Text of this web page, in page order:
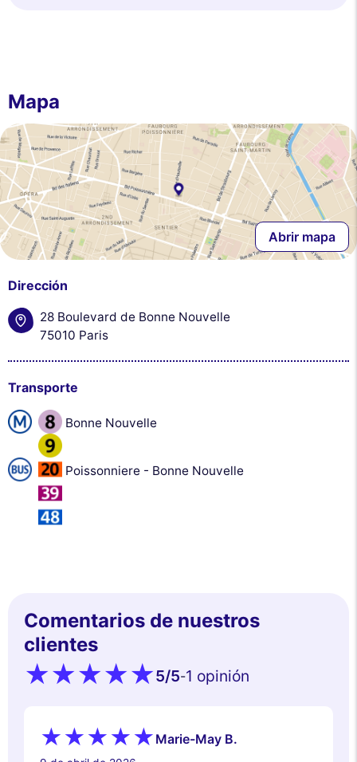
Mapa
Abrir mapa
Dirección
28 Boulevard de Bonne Nouvelle
75010 Paris
Transporte
Bonne Nouvelle
Poissonniere - Bonne Nouvelle
Comentarios de nuestros
clientes
5/5-1 opinión
Marie-May B.